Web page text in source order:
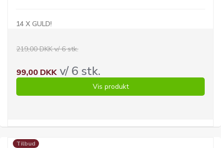
14 X GULD!
219,00 DKK v/ 6 stk.
99,00 DKKv/ 6 stk.
Vis produkt
Tilbud